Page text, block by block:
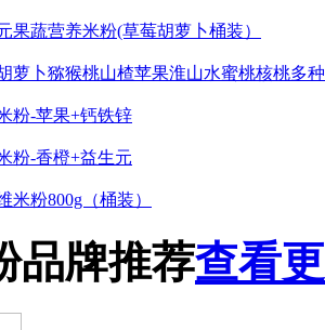
果蔬营养米粉(草莓胡萝卜桶装）
萝卜猕猴桃山楂苹果淮山水蜜桃核桃多
粉-苹果+钙铁锌
粉-香橙+益生元
米粉800g（桶装）
品牌推荐查看